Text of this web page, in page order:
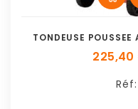
TONDEUSE
225,40
Réf: